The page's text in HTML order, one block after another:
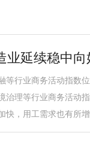
业延续稳中
行业商务活动指数
治理等行业商务活动
，用工需求也有所增